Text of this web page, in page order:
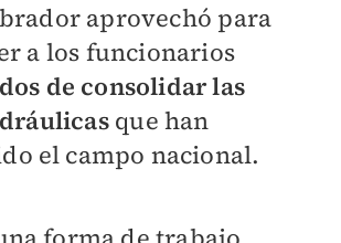
aprovechó para
a los funcionarios
de consolidar las
que han
el campo nacional.